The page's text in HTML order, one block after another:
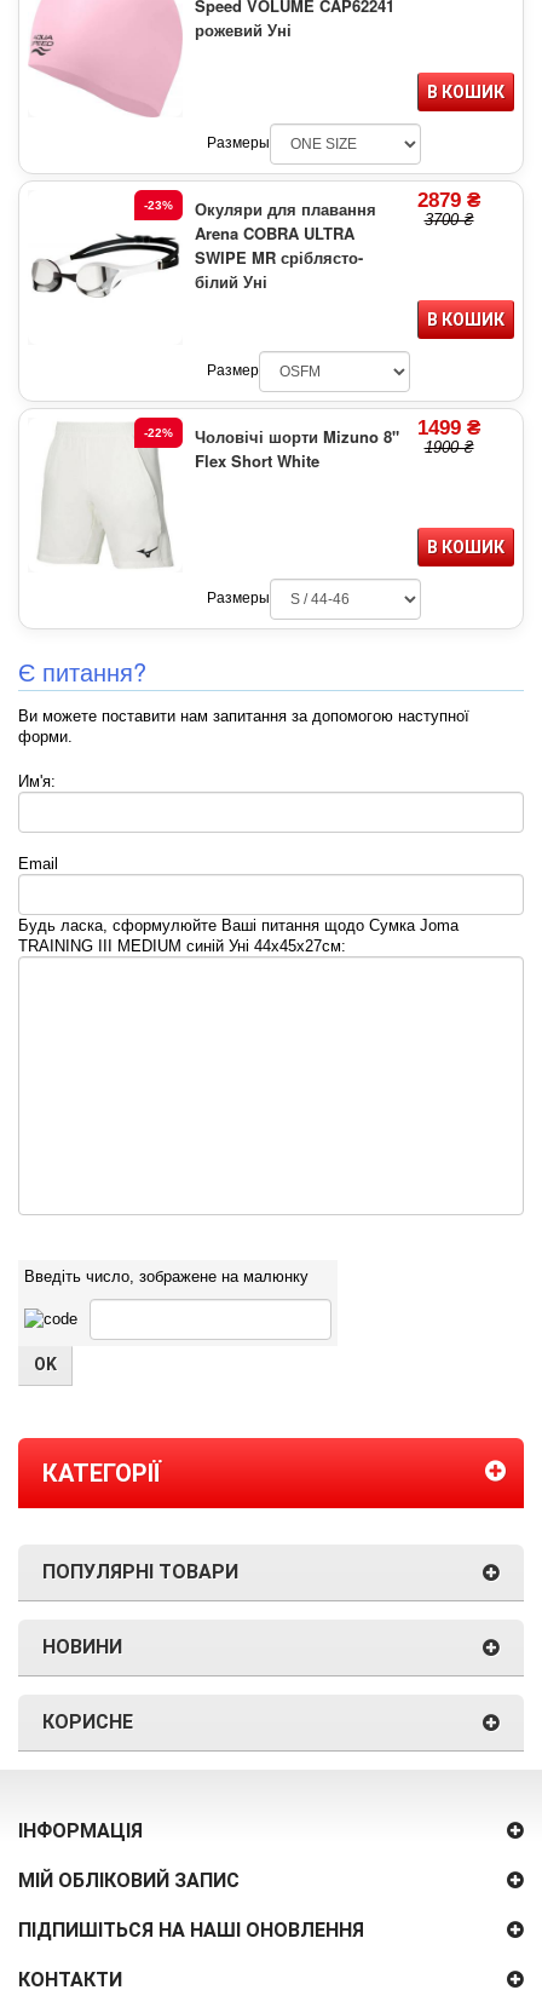
Speed VOLUME CAP62241
рожевий Уні
В КОШИК
Размеры
-23%
Окуляри для плавання
Arena COBRA ULTRA
SWIPE MR сріблясто-
білий Уні
2879 ₴
3700 ₴
В КОШИК
Размер
-22%
Чоловічі шорти Mizuno 8"
Flex Short White
1499 ₴
1900 ₴
В КОШИК
Размеры
Є питання?
Ви можете поставити нам запитання за допомогою наступної
форми.
Им'я:
Email
Будь ласка, сформулюйте Ваші питання щодо Сумка Joma
TRAINING III MEDIUM синій Уні 44х45х27см:
Введіть число, зображене на малюнку
КАТЕГОРІЇ
ПОПУЛЯРНІ ТОВАРИ
НОВИНИ
КОРИСНЕ
ІНФОРМАЦІЯ
МІЙ ОБЛІКОВИЙ ЗАПИС
ПІДПИШІТЬСЯ НА НАШІ ОНОВЛЕННЯ
КОНТАКТИ